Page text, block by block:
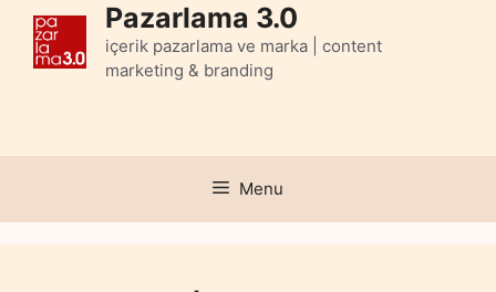
Pazarlama 3.0
içerik pazarlama ve marka | content
marketing & branding
Menu